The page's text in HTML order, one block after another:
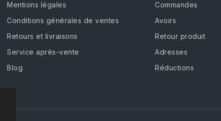
Mentions légales
Conditions générales de ventes
Retours et livraisons
Service après-vente
Blog
Commandes
Avoirs
Retour produit
Adresses
Réductions